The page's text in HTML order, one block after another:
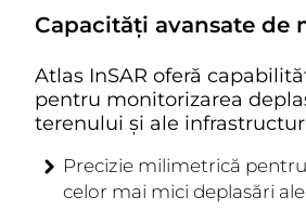
Capacități avansate de
Atlas InSAR oferă
pentru monitorizarea
terenului și ale
Precizie milimetrică
celor mai mici deplasări